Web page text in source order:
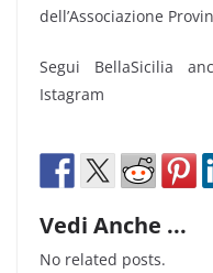
dell’Associazione
Segui BellaSicilia
Istagram
Vedi Anche ...
No related posts.